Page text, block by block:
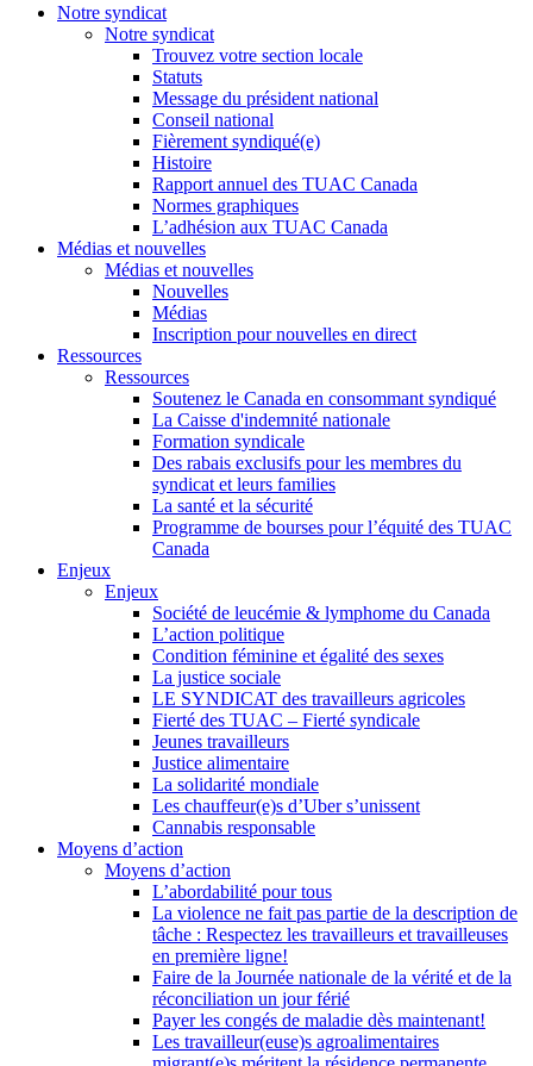
Notre syndicat
Notre syndicat
Trouvez votre section locale
Statuts
Message du président national
Conseil national
Fièrement syndiqué(e)
Histoire
Rapport annuel des TUAC Canada
Normes graphiques
L’adhésion aux TUAC Canada
Médias et nouvelles
Médias et nouvelles
Nouvelles
Médias
Inscription pour nouvelles en direct
Ressources
Ressources
Soutenez le Canada en consommant syndiqué
La Caisse d'indemnité nationale
Formation syndicale
Des rabais exclusifs pour les membres du
syndicat et leurs families
La santé et la sécurité
Programme de bourses pour l’équité des TUAC
Canada
Enjeux
Enjeux
Société de leucémie & lymphome du Canada
L’action politique
Condition féminine et égalité des sexes
La justice sociale
LE SYNDICAT des travailleurs agricoles
Fierté des TUAC – Fierté syndicale
Jeunes travailleurs
Justice alimentaire
La solidarité mondiale
Les chauffeur(e)s d’Uber s’unissent
Cannabis responsable
Moyens d’action
Moyens d’action
L’abordabilité pour tous
La violence ne fait pas partie de la description de
tâche : Respectez les travailleurs et travailleuses
en première ligne!
Faire de la Journée nationale de la vérité et de la
réconciliation un jour férié
Payer les congés de maladie dès maintenant!
Les travailleur(euse)s agroalimentaires